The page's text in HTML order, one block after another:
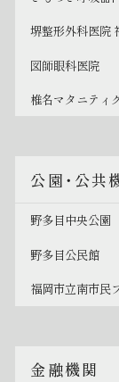
公園・公共
野多目中央公園
野多目公民館
福岡市立南市民
堺整形外科医院
図師眼科医院
椎名マタニティ
金融機関